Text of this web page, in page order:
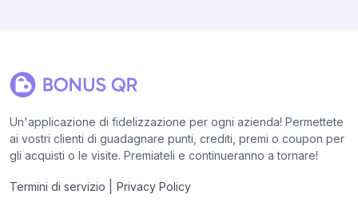
Un'applicazione di fidelizzazione per ogni azienda! Permettete
ai vostri clienti di guadagnare punti, crediti, premi o coupon per
gli acquisti o le visite. Premiateli e continueranno a tornare!
Termini di servizio Privacy Policy